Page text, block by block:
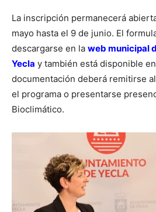
La inscripción permanecerá
mayo hasta el 9 de junio. El
descargarse en la web municipal
Yecla y también está disponible
documentación deberá remitirse
el programa o presentarse
Bioclimático.